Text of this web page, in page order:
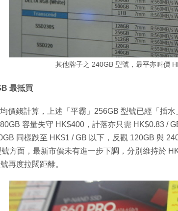
其他牌子之 240GB 型號，最平亦叫價
最抵買
價錢計算，上述「平霸」256GB 型號已經「插
容量失守 HK$400，計落亦只需 HK$0.83 /
同樣跌至 HK$1 / GB 以下，反觀 120GB 與
方面，最新市價未有進一步下調，分別維持於
再度拉闊距離。